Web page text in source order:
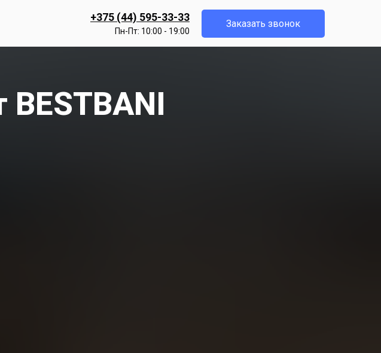
+375 (44) 595-33-33
Пн-Пт: 10:00 - 19:00
Заказать звонок